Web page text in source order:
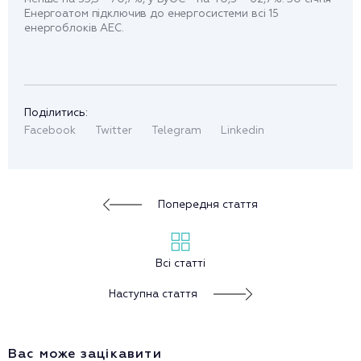
Енергоатом підключив до енергосистеми всі 15
енергоблоків АЕС.
Поділитись:
Facebook
Twitter Telegram Linkedin
Попередня стаття
Всі статті
Наступна стаття
Вас може зацікавити